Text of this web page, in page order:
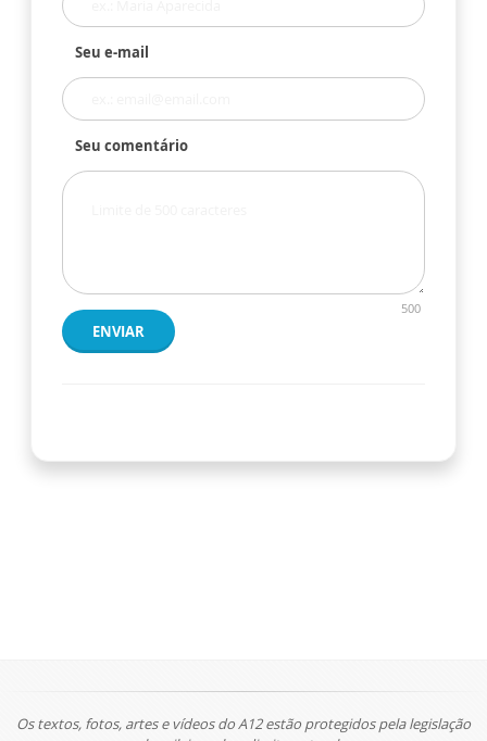
Seu e-mail
Seu comentário
500
ENVIAR
Os textos, fotos, artes e vídeos do A12 estão protegidos pela legislação